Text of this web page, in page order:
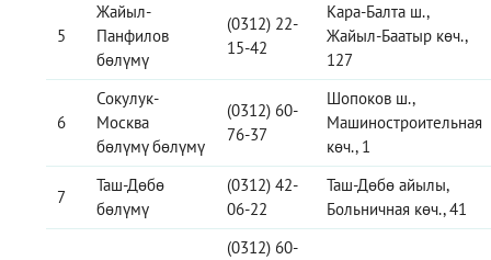
5
Жайыл-
Панфилов
бөлүмү
(0312) 22-
15-42
Кара-Балта ш.,
Жайыл-Баатыр көч.,
127
6
Сокулук-
Москва
бөлүмү бөлүмү
(0312) 60-
76-37
Шопоков ш.,
Машиностроительная
көч., 1
7
Таш-Дөбө
бөлүмү
(0312) 42-
06-22
Таш-Дөбө айылы,
Больничная көч., 41
(0312) 60-